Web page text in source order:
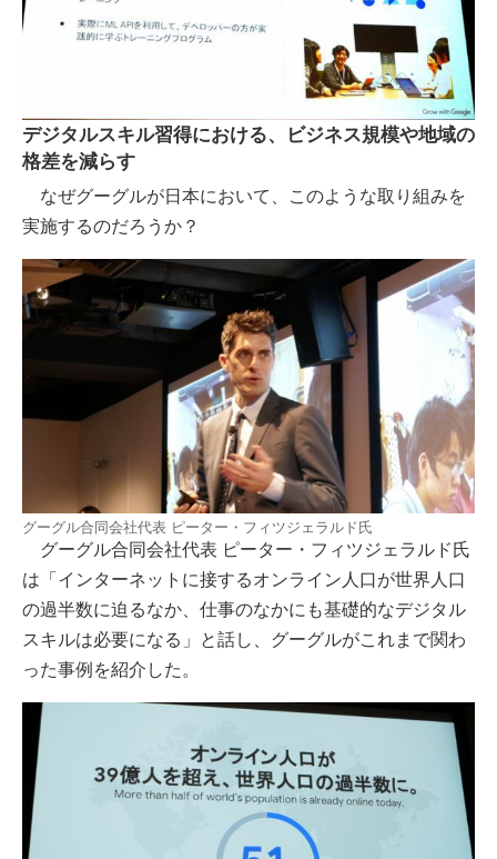
デジタルスキル習得における、ビジネス規模や地域の
格差を減らす
なぜグーグルが日本において、このような取り組みを
実施するのだろうか？
グーグル合同会社代表 ピーター・フィツジェラルド氏
グーグル合同会社代表 ピーター・フィツジェラルド氏
は「インターネットに接するオンライン人口が世界人口
の過半数に迫るなか、仕事のなかにも基礎的なデジタル
スキルは必要になる」と話し、グーグルがこれまで関わ
った事例を紹介した。